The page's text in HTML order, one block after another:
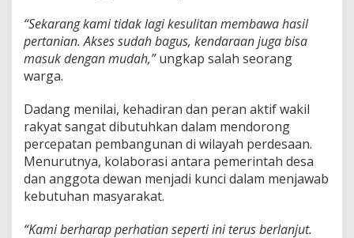
“Sekarang kami tidak lagi kesulitan membawa hasil
pertanian. Akses sudah bagus, kendaraan juga bisa
masuk dengan mudah,”ungkap salah seorang
warga.
Dadang menilai, kehadiran dan peran aktif wakil
rakyat sangat dibutuhkan dalam mendorong
percepatan pembangunan di wilayah perdesaan.
Menurutnya, kolaborasi antara pemerintah desa
dan anggota dewan menjadi kunci dalam menjawab
kebutuhan masyarakat.
“Kami berharap perhatian seperti ini terus berlanjut.